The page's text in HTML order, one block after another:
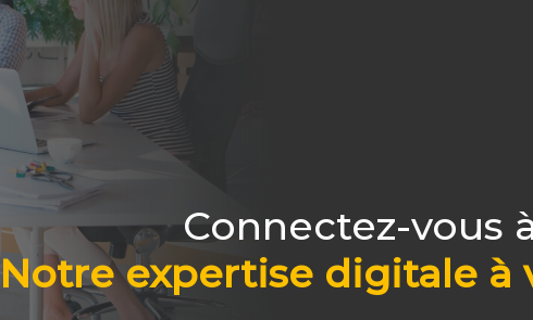
Connectez-vous
Notre expertise digitale à